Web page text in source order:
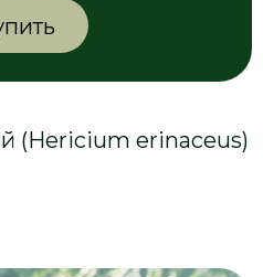
(Hericium erinaceus)